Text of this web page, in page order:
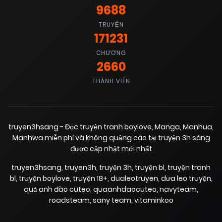
Chapter 2(VIP) 01/09/2025
Chapter 1 (VIP) 01/09/2025
9688
TRUYỆN
171231
CHƯƠNG
2660
THÀNH VIÊN
truyen3hsang - Đọc truyện tranh boylove, Manga, Manhua,
Manhwa miễn phí và không quảng cáo tại truyện 3h sáng
được cập nhật mới nhất
truyen3hsang, truyen3h, truyện 3h, truyện bl, truyện tranh
bl, truyện boylove, truyện 18+, dualeotruyen, dưa leo truyện,
quả anh đào cuteo, quaanhdaocuteo, navyteam,
roadsteam, sany team, vitaminkoo